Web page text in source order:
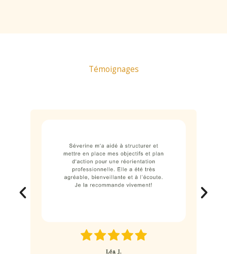
Témoignages